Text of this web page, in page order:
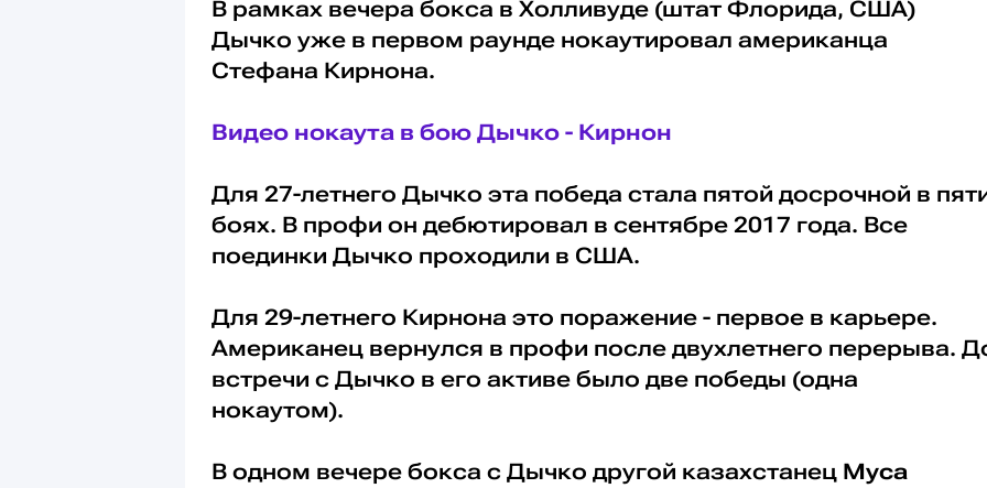
В рамках вечера бокса в Холливуде (штат Флорида, США)
Дычко уже в первом раунде нокаутировал американца
Стефана Кирнона.
Видео нокаута в бою Дычко - Кирнон
Для 27-летнего Дычко эта победа стала пятой досрочной в
боях. В профи он дебютировал в сентябре 2017 года. Все
поединки Дычко проходили в США.
Для 29-летнего Кирнона это поражение - первое в карьере.
Американец вернулся в профи после двухлетнего перерыва.
встречи с Дычко в его активе было две победы (одна
нокаутом).
В одном вечере бокса с Дычко другой казахстанец Муса